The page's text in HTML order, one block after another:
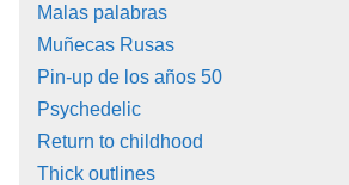
Malas palabras
Muñecas Rusas
Pin-up de los años 50
Psychedelic
Return to childhood
Thick outlines